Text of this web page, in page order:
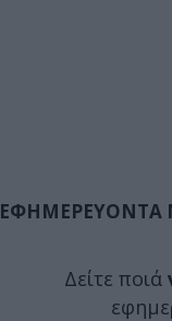
ΕΦΗΜΕΡΕΥΟΝΤΑ
Δείτε ποιά